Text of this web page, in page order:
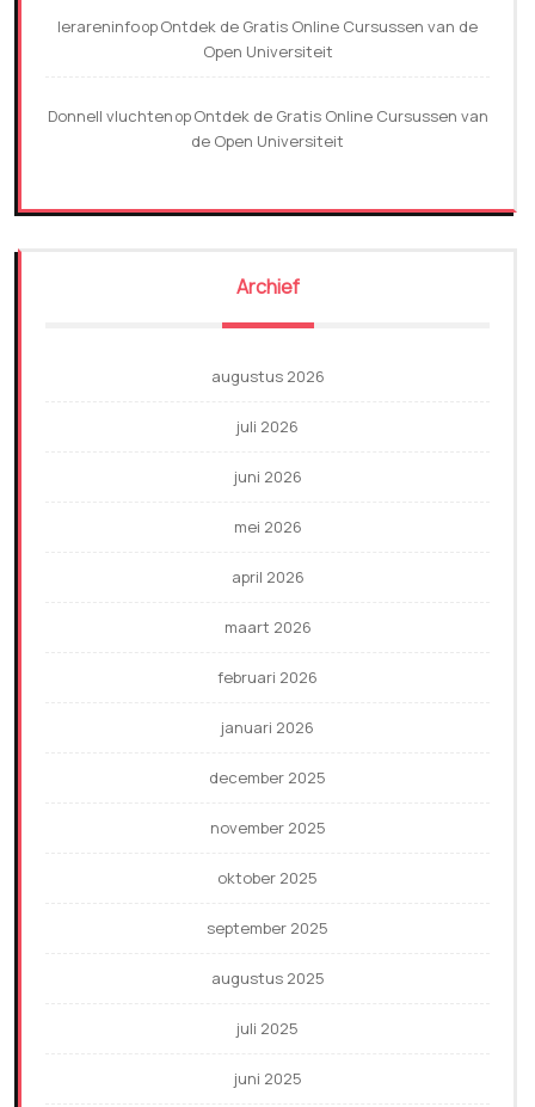
lerareninfoopOntdek de Gratis Online Cursussen van de
Open Universiteit
Donnell vluchtenopOntdek de Gratis Online Cursussen van
de Open Universiteit
Archief
augustus 2026
juli 2026
juni 2026
mei 2026
april 2026
maart 2026
februari 2026
januari 2026
december 2025
november 2025
oktober 2025
september 2025
augustus 2025
juli 2025
juni 2025